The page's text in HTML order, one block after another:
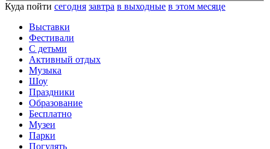
Куда пойти сегодня завтра в выходные в этом месяце
Выставки
Фестивали
С детьми
Активный отдых
Музыка
Шоу
Праздники
Образование
Бесплатно
Музеи
Парки
Погулять